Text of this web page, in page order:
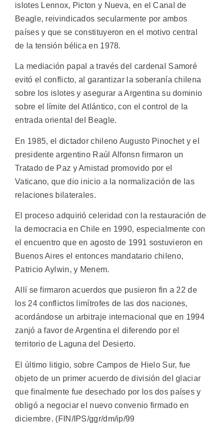
islotes Lennox, Picton y Nueva, en el Canal de
Beagle, reivindicados secularmente por ambos
países y que se constituyeron en el motivo central
de la tensión bélica en 1978.
La mediación papal a través del cardenal Samoré
evitó el conflicto, al garantizar la soberanía chilena
sobre los islotes y asegurar a Argentina su dominio
sobre el límite del Atlántico, con el control de la
entrada oriental del Beagle.
En 1985, el dictador chileno Augusto Pinochet y el
presidente argentino Raúl Alfonsn firmaron un
Tratado de Paz y Amistad promovido por el
Vaticano, que dio inicio a la normalización de las
relaciones bilaterales.
El proceso adquirió celeridad con la restauración de
la democracia en Chile en 1990, especialmente con
el encuentro que en agosto de 1991 sostuvieron en
Buenos Aires el entonces mandatario chileno,
Patricio Aylwin, y Menem.
Allí se firmaron acuerdos que pusieron fin a 22 de
los 24 conflictos limítrofes de las dos naciones,
acordándose un arbitraje internacional que en 1994
zanjó a favor de Argentina el diferendo por el
territorio de Laguna del Desierto.
El último litigio, sobre Campos de Hielo Sur, fue
objeto de un primer acuerdo de división del glaciar
que finalmente fue desechado por los dos países y
obligó a negociar el nuevo convenio firmado en
diciembre. (FIN/IPS/ggr/dm/ip/99